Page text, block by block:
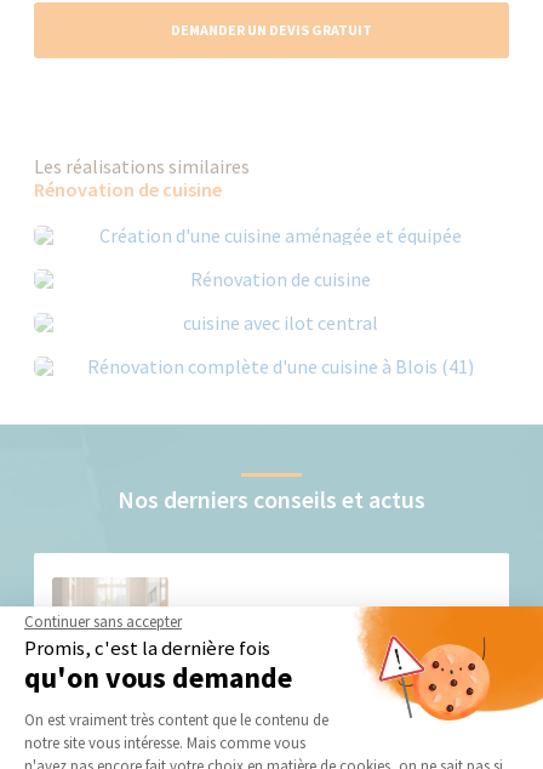
DEMANDER UN DEVIS GRATUIT
Les réalisations similaires
Rénovation de cuisine
Nos derniers conseils et actus
Rénovation cuisine : quel revêtement de sol
choisir ?
Continuer sans accepter
Promis, c'est la dernière fois
qu'on vous demande
Plateforme de Gestion du
On est vraiment très content que le contenu de
notre site vous intéresse. Mais comme vous
Axeptio consent